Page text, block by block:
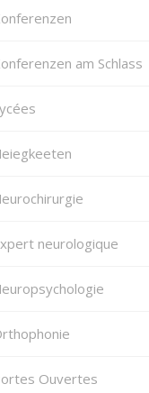
am Schlass
neurologique
Ouvertes